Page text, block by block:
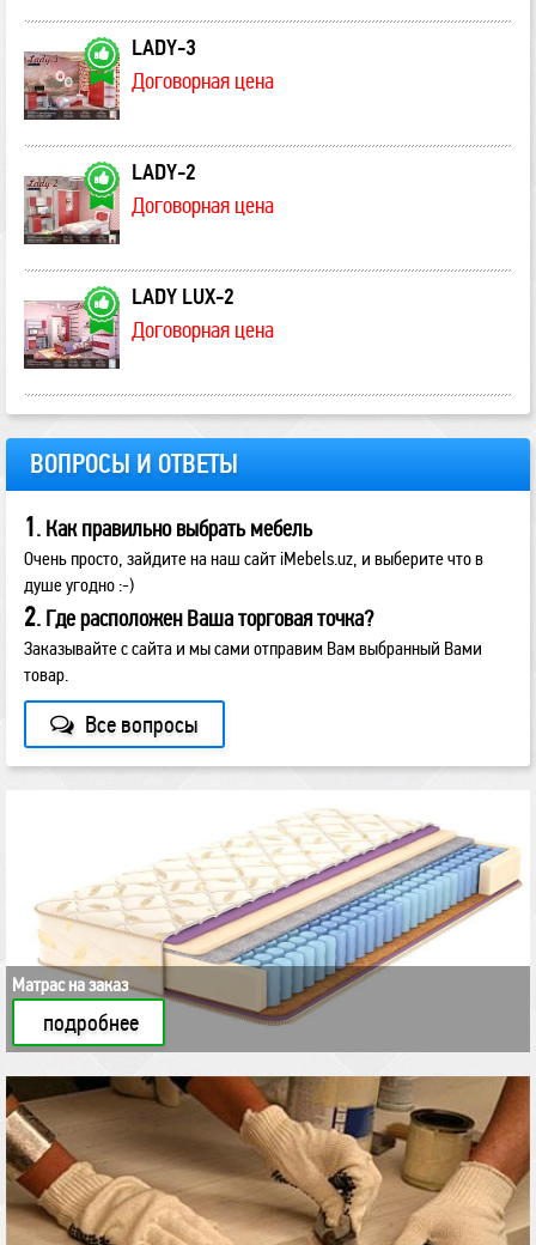
LADY-3
Договорная цена
LADY-2
Договорная цена
LADY LUX-2
Договорная цена
ВОПРОСЫ И ОТВЕТЫ
1 . Как правильно выбрать мебель
Очень просто, зайдите на наш сайт iMebels.uz, и выберите что в
душе угодно :-)
2. Где расположен Ваша торговая точка?
Заказывайте с сайта и мы сами отправим Вам выбранный Вами
товар.
Все вопросы
Матрас на заказ
подробнее